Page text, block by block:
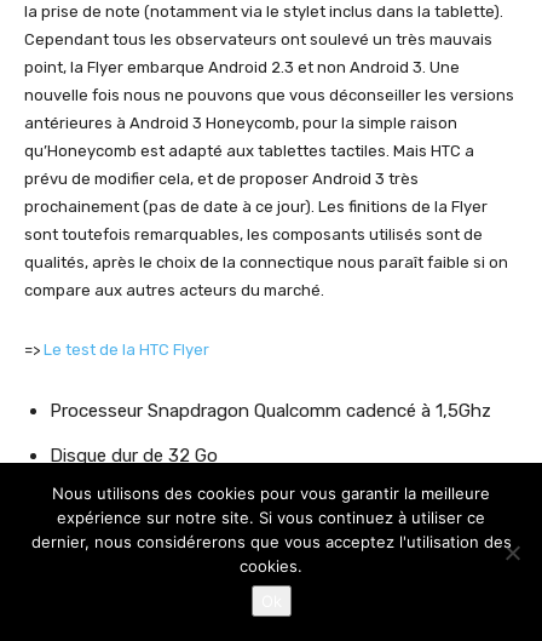
la prise de note (notamment via le stylet inclus dans la tablette).
Cependant tous les observateurs ont soulevé un très mauvais
point, la Flyer embarque Android 2.3 et non Android 3. Une
nouvelle fois nous ne pouvons que vous déconseiller les versions
antérieures à Android 3 Honeycomb, pour la simple raison
qu’Honeycomb est adapté aux tablettes tactiles. Mais HTC a
prévu de modifier cela, et de proposer Android 3 très
prochainement (pas de date à ce jour). Les finitions de la Flyer
sont toutefois remarquables, les composants utilisés sont de
qualités, après le choix de la connectique nous paraît faible si on
compare aux autres acteurs du marché.
=> Le test de la HTC Flyer
Processeur Snapdragon Qualcomm cadencé à 1,5Ghz
Disque dur de 32 Go
Ecran 7 pouces, résolution 1024×600
Taille 195.4×122 mm, épaisseur 13.2 mm
Caméra frontale 1.3mpx / Dos 5mpx
Nous utilisons des cookies pour vous garantir la meilleure
expérience sur notre site. Si vous continuez à utiliser ce
dernier, nous considérerons que vous acceptez l'utilisation des
cookies.